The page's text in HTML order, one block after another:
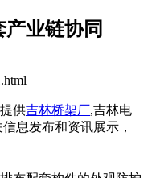
业链协同
供吉林桥架厂,吉林电
息发布和资讯展示，